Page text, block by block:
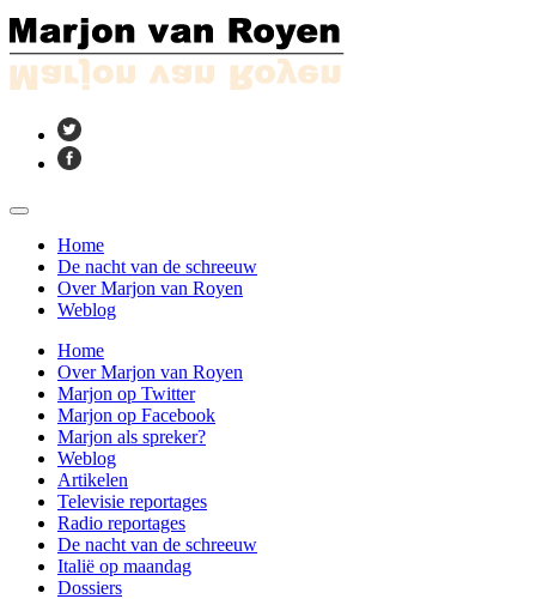
Home
De nacht van de schreeuw
Over Marjon van Royen
Weblog
Home
Over Marjon van Royen
Marjon op Twitter
Marjon op Facebook
Marjon als spreker?
Weblog
Artikelen
Televisie reportages
Radio reportages
De nacht van de schreeuw
Italië op maandag
Dossiers